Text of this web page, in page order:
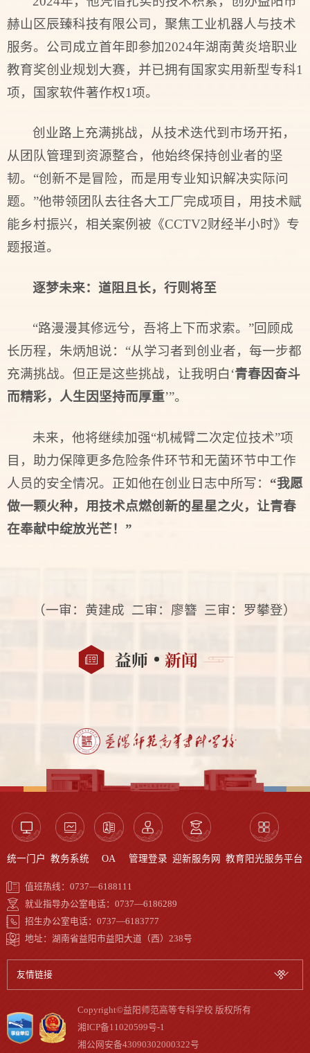
赫山区辰臻科技有限公司，聚焦工业机器人与技术
服务。公司成立首年即参加2024年湖南黄炎培职业
教育奖创业规划大赛，并已拥有国家实用新型专科1
项，国家软件著作权1项。
创业路上充满挑战，从技术迭代到市场开拓，
从团队管理到资源整合，他始终保持创业者的坚
韧。“创新不是冒险，而是用专业知识解决实际问
题。”他带领团队去往各大工厂完成项目，用技术赋
能乡村振兴，相关案例被《CCTV2财经半小时》专
题报道。
逐梦未来： 道阻且长，行则将至
“路漫漫其修远兮，吾将上下而求索。”回顾成
长历程，朱炳旭说：“从学习者到创业者，每一步都
充满挑战。但正是这些挑‍‍‍‍‍战，让我明白‘青春因奋斗
而精彩，人生因坚持而厚重’”。
未来，他将继续加强“机械臂二次定位技术”项
目，助力保障更多危险条件环节和无菌环节中工作
人员的安全情况。正如他‍‍‍‍‍在创业日志中所写： “我愿
做一颗火种，用技术点燃创新的星星之火，让青春
在奉献中绽放光芒！”
（一审：黄建成 二审：廖簪 三审：罗攀登）
益师 新闻
统一门户 教务系统 OA 管理登录 迎新服务网 教育阳光服务平台
值班热线：0737—6188111
就业指导办公室电话：0737—6186289
招生办公室电话：0737—6183777
地址：湖南省益阳市益阳大道（西）238号
友情链接
Copyright©益阳师范高等专科学校 版权所有
湘ICP备11020599号-1
湘公网安备43090302000322号